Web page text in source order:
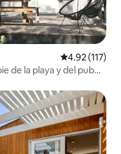
Calificación
4.92 (117)
de la playa y del pub